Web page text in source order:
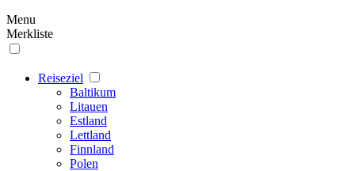
Menu
Merkliste
Reiseziel
Baltikum
Litauen
Estland
Lettland
Finnland
Polen